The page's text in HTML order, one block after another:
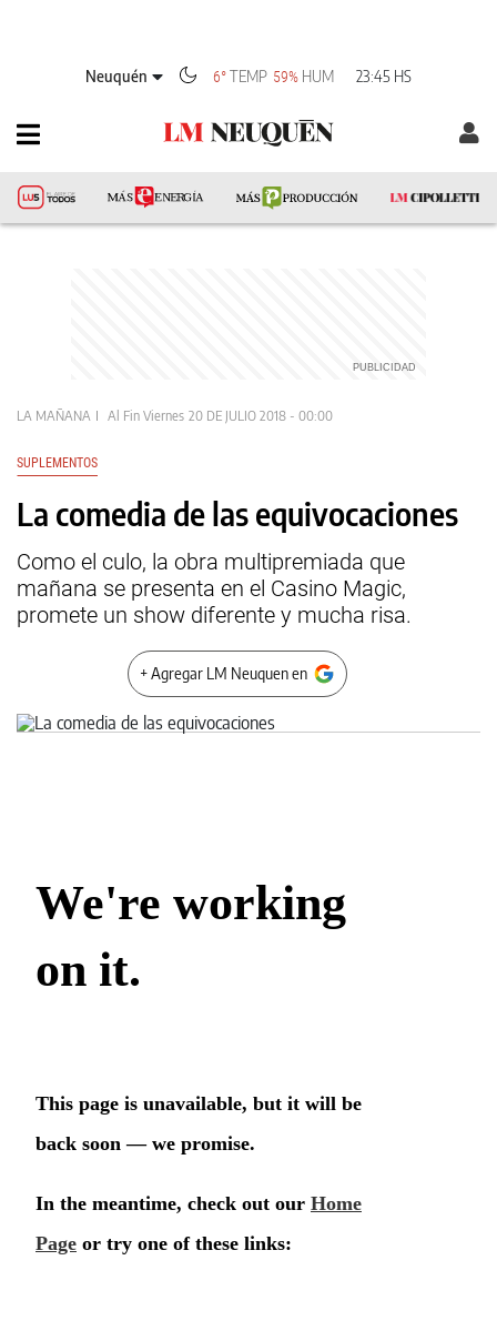
Neuquén 6°TEMP 59% HUM 23:45 HS
LA MAÑANA Al Fin Viernes 20 DE JULIO 2018 - 00:00
SUPLEMENTOS
La comedia de las equivocaciones
Como el culo, la obra multipremiada que
mañana se presenta en el Casino Magic,
promete un show diferente y mucha risa.
+ Agregar LM Neuquen en